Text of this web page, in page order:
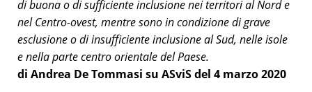
di buona o di sufficiente inclusione nei territori al Nord e
nel Centro-ovest, mentre sono in condizione di grave
esclusione o di insufficiente inclusione al Sud, nelle isole
e nella parte centro orientale del Paese.
di Andrea De Tommasi su ASviS del 4 marzo 2020